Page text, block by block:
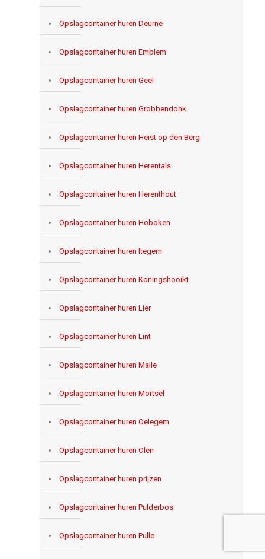
Opslagcontainer huren Deurne
Opslagcontainer huren Emblem
Opslagcontainer huren Geel
Opslagcontainer huren Grobbendonk
Opslagcontainer huren Heist op den Berg
Opslagcontainer huren Herentals
Opslagcontainer huren Herenthout
Opslagcontainer huren Hoboken
Opslagcontainer huren Itegem
Opslagcontainer huren Koningshooikt
Opslagcontainer huren Lier
Opslagcontainer huren Lint
Opslagcontainer huren Malle
Opslagcontainer huren Mortsel
Opslagcontainer huren Oelegem
Opslagcontainer huren Olen
Opslagcontainer huren prijzen
Opslagcontainer huren Pulderbos
Opslagcontainer huren Pulle